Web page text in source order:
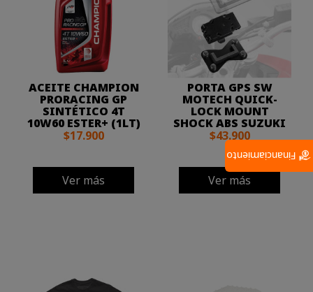
ACEITE CHAMPION
PRORACING GP
SINTÉTICO 4T
10W60 ESTER+ (1LT)
$17.900
Ver más
PORTA GPS SW
MOTECH QUICK-
LOCK MOUNT
SHOCK ABS SUZUKI
$43.900
Ver más
Financiamiento